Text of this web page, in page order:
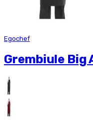
Egochef
Grembiule Big